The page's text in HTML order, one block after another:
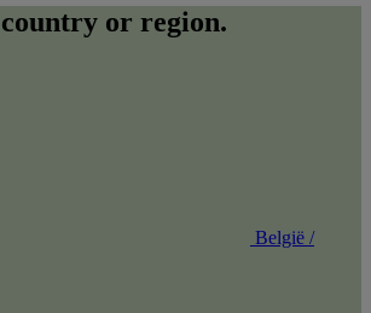
or region.
België /